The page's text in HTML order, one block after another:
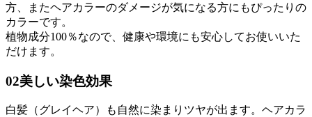
方、またヘアカラーのダメージが気になる方にもぴったりの
カラーです。
植物成分100％なので、健康や環境にも安心してお使いいた
だけます。
02美しい染色効果
白髪（グレイヘア）も自然に染まりツヤが出ます。ヘアカラ